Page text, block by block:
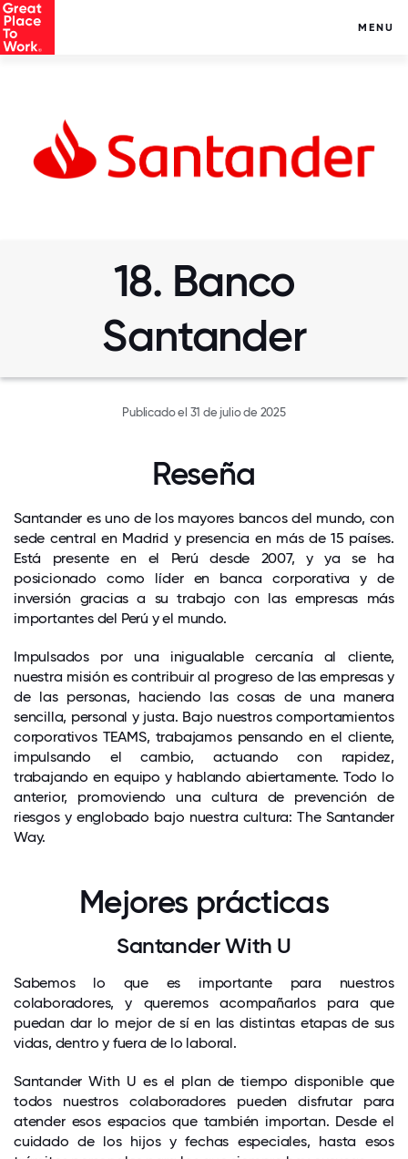
MENU
18. Banco
Santander
Publicado el 31 de julio de 2025
Reseña
Santander es uno de los mayores bancos del mundo, con
sede central en Madrid y presencia en más de 15 países.
Está presente en el Perú desde 2007, y ya se ha
posicionado como líder en banca corporativa y de
inversión gracias a su trabajo con las empresas más
importantes del Perú y el mundo.
Impulsados por una inigualable cercanía al cliente,
nuestra misión es contribuir al progreso de las empresas y
de las personas, haciendo las cosas de una manera
sencilla, personal y justa. Bajo nuestros comportamientos
corporativos TEAMS, trabajamos pensando en el cliente,
impulsando el cambio, actuando con rapidez,
trabajando en equipo y hablando abiertamente. Todo lo
anterior, promoviendo una cultura de prevención de
riesgos y englobado bajo nuestra cultura: The Santander
Way.
Mejores prácticas
Santander With U
Sabemos lo que es importante para nuestros
colaboradores, y queremos acompañarlos para que
puedan dar lo mejor de sí en las distintas etapas de sus
vidas, dentro y fuera de lo laboral.
Santander With U es el plan de tiempo disponible que
todos nuestros colaboradores pueden disfrutar para
atender esos espacios que también importan. Desde el
cuidado de los hijos y fechas especiales, hasta esos